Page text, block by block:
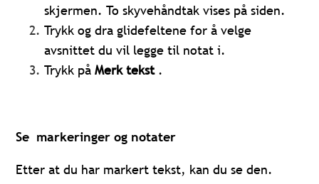
skjermen. To skyvehåndtak vises på siden.
Trykk og dra glidefeltene for å velge
avsnittet du vil legge til notat i.
Trykk påMerk tekst .
Se markeringer og notater
Etter at du har markert tekst, kan du se den.